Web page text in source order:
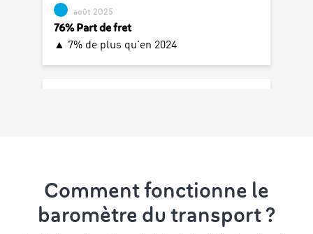
Comment fonctionne le
baromètre du transport ?